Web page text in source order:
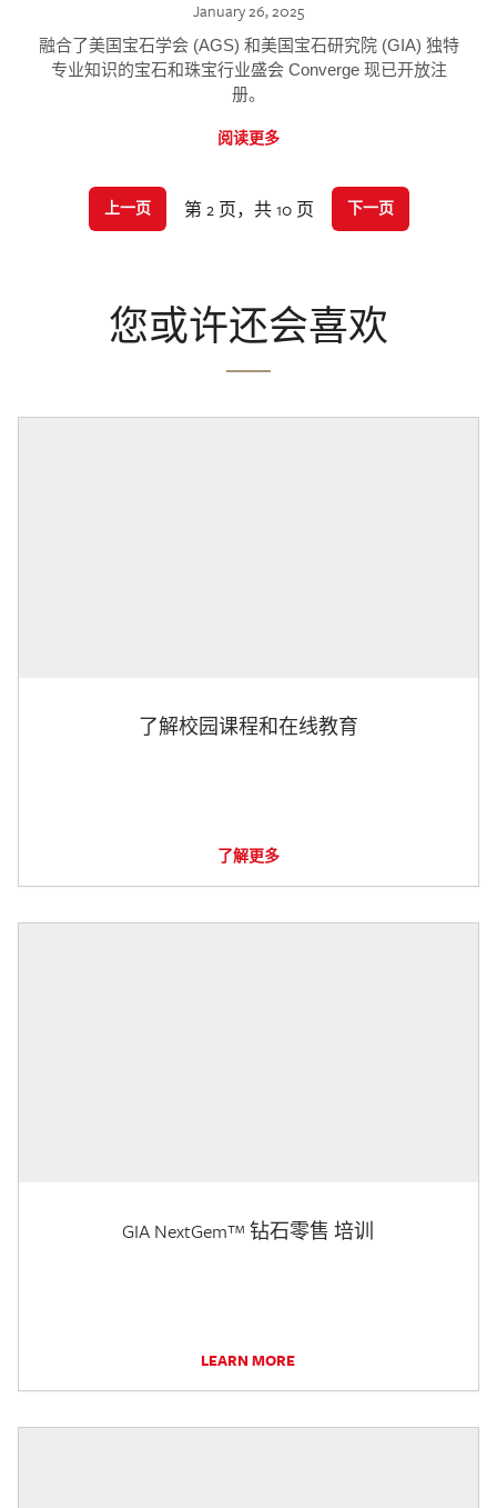
January 26, 2025
融合了美国宝石学会 (AGS) 和美国宝石研究院 (GIA) 独特
专业知识的宝石和珠宝行业盛会 Converge 现已开放注
册。
阅读更多
上一页 第 2 页，共 10 页 下一页
您或许还会喜欢
了解校园课程和在线教育
了解更多
GIA NextGem™ 钻石零售 培训
LEARN MORE